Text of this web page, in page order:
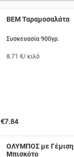
ΒΕΜ Ταραμοσαλάτα
Συσκευασία 900γρ.
8.71 €/ κιλό
€7.84
ΟΛΥΜΠΟΣ με Γέμιση
Μπισκότο